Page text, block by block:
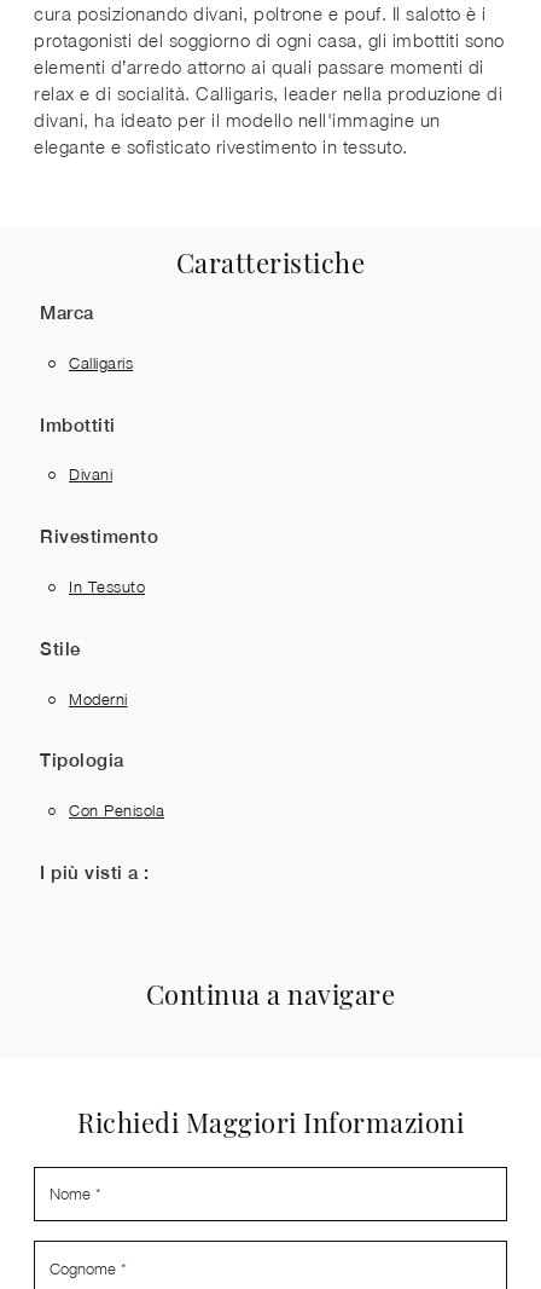
cura posizionando divani, poltrone e pouf. Il salotto è i
protagonisti del soggiorno di ogni casa, gli imbottiti sono
elementi d’arredo attorno ai quali passare momenti di
relax e di socialità. Calligaris, leader nella produzione di
divani, ha ideato per il modello nell'immagine un
elegante e sofisticato rivestimento in tessuto.
Caratteristiche
Marca
Calligaris
Imbottiti
Divani
Rivestimento
In Tessuto
Stile
Moderni
Tipologia
Con Penisola
I più visti a :
Continua a navigare
Richiedi Maggiori Informazioni